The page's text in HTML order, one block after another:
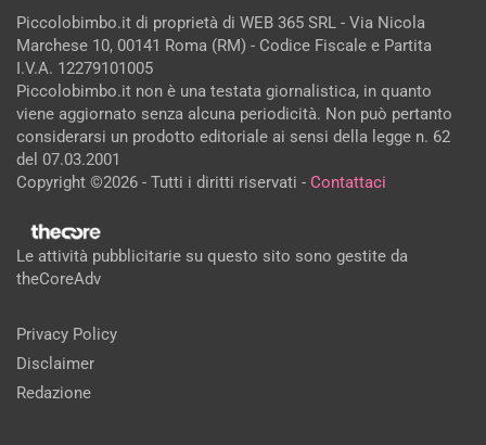
Piccolobimbo.it di proprietà di WEB 365 SRL - Via Nicola
Marchese 10, 00141 Roma (RM) - Codice Fiscale e Partita
I.V.A. 12279101005
Piccolobimbo.it non è una testata giornalistica, in quanto
viene aggiornato senza alcuna periodicità. Non può pertanto
considerarsi un prodotto editoriale ai sensi della legge n. 62
del 07.03.2001
Copyright ©2026 - Tutti i diritti riservati - Contattaci
Le attività pubblicitarie su questo sito sono gestite da
theCoreAdv
Privacy Policy
Disclaimer
Redazione